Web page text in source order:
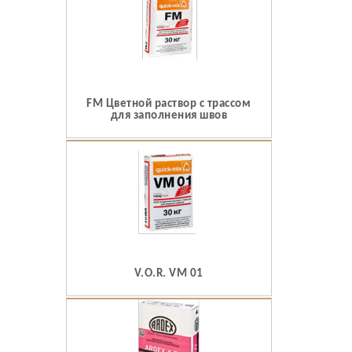
FM Цветной раствор с трассом
для заполнения швов
V.O.R. VM 01